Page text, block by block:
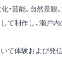
・芸能、自然景
て制作し、瀬戸
て体験および発